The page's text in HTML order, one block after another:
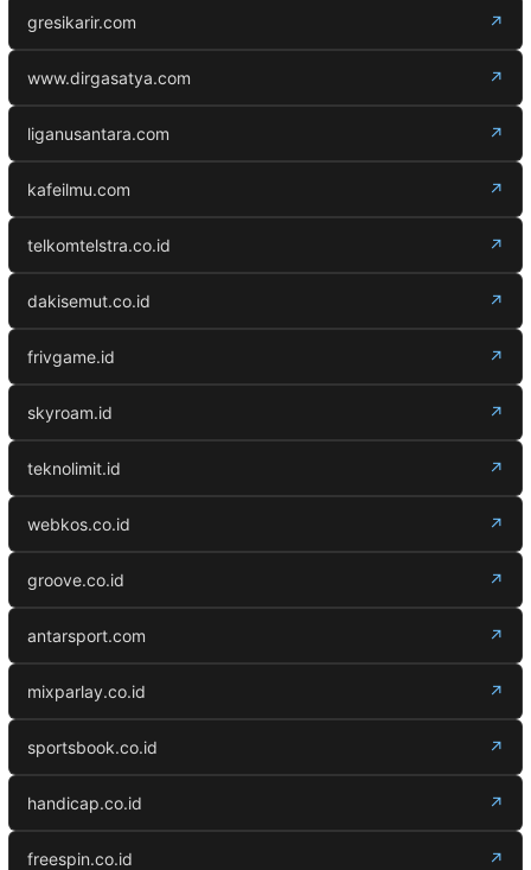
gresikarir.com ↗
www.dirgasatya.com ↗
liganusantara.com ↗
kafeilmu.com ↗
telkomtelstra.co.id ↗
dakisemut.co.id ↗
frivgame.id ↗
skyroam.id ↗
teknolimit.id ↗
webkos.co.id ↗
groove.co.id ↗
antarsport.com ↗
mixparlay.co.id ↗
sportsbook.co.id ↗
handicap.co.id ↗
freespin.co.id ↗